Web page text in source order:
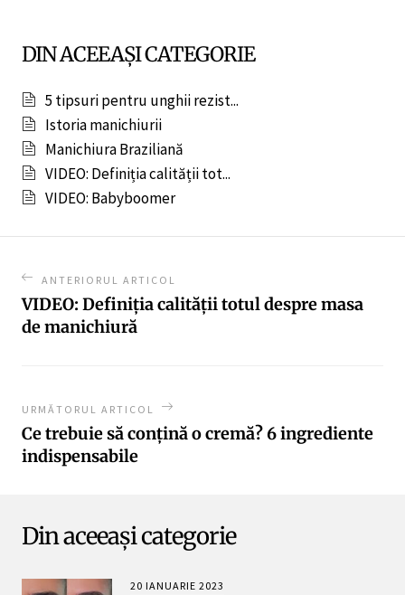
DIN ACEEAȘI CATEGORIE
5 tipsuri pentru unghii rezist...
Istoria manichiurii
Manichiura Braziliană
VIDEO: Definiția calității tot...
VIDEO: Babyboomer
ANTERIORUL ARTICOL
VIDEO: Definiția calității totul despre masa
de manichiură
URMĂTORUL ARTICOL
Ce trebuie să conțină o cremă? 6 ingrediente
indispensabile
Din aceeași categorie
20 IANUARIE 2023